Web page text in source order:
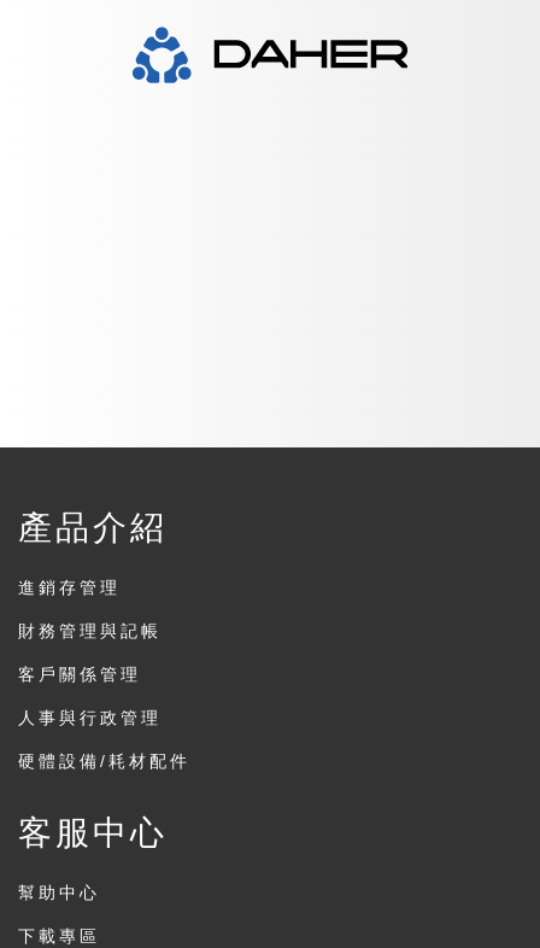
產品介紹
進銷存管理
財務管理與記帳
客戶關係管理
人事與行政管理
硬體設備/耗材配件
客服中心
幫助中心
下載專區